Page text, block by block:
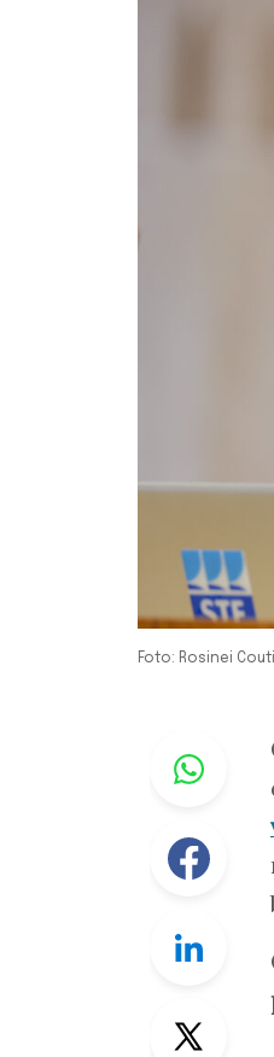
Foto: Rosinei